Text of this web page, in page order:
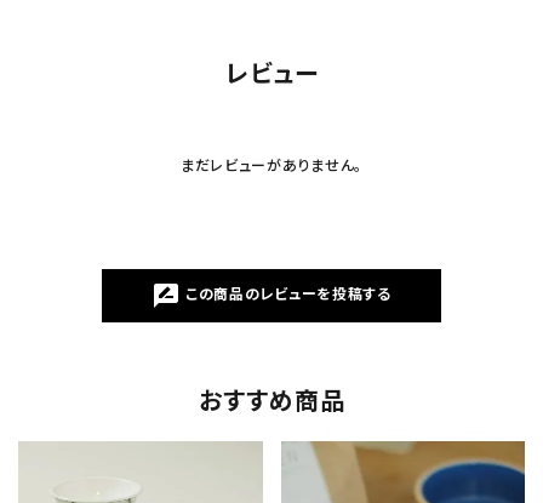
レビュー
まだレビューがありません。
rate_review この商品のレビューを投稿する
おすすめ商品